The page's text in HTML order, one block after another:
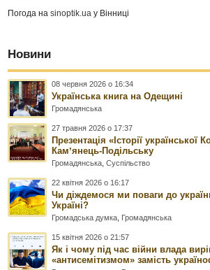
Погода наsinoptik.ua у Вінниці
Новини
08 червня 2026 о 16:34
Українська книга на Одещині
Громадянська
27 травня 2026 о 17:37
Презентація «Історії української
Камʼянець-Подільську
Громадянська ,Суспільство
22 квітня 2026 о 16:17
Чи діждемося ми поваги до
Україні?
Громадська думка Громадянська
15 квітня 2026 о 21:57
Як і чому під час війни влада
«антисемітизмом» замість